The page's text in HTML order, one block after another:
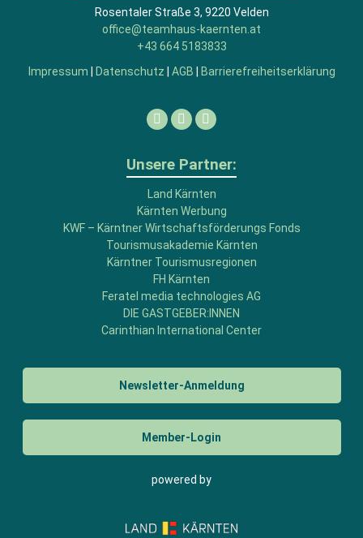
Rosentaler Straße 3, 9220 Velden
office@teamhaus-kaernten.at
+43 664 5183833
Impressum
Datenschutz AGB Barrierefreiheitserklärung
Facebook
LinkedinInstagram
Unsere Partner:
Land Kärnten
Kärnten Werbung
KWF – Kärntner Wirtschaftsförderungs Fonds
Tourismusakademie Kärnten
Kärntner Tourismusregionen
FH Kärnten
Feratel media technologies AG
DIE GASTGEBER:INNEN
Carinthian International Center
Newsletter-Anmeldung
Member-Login
powered by